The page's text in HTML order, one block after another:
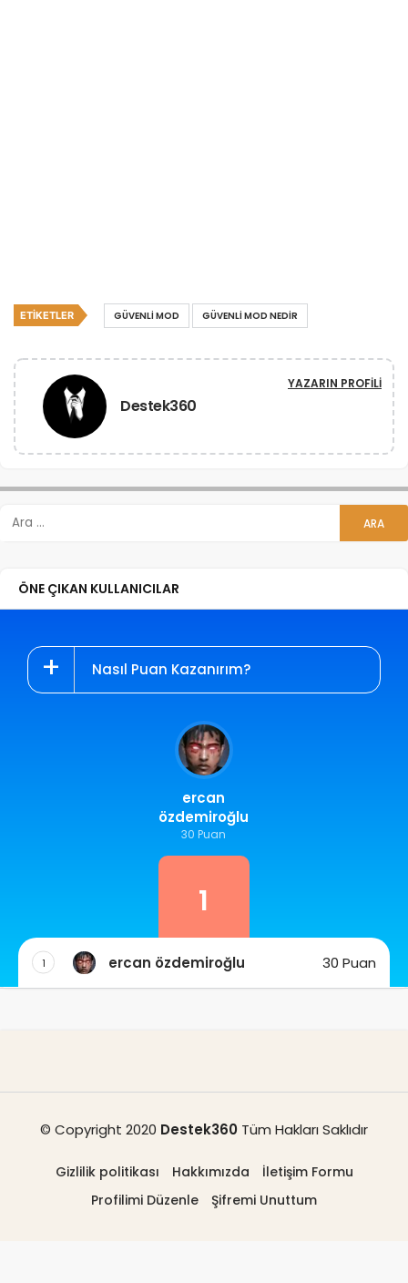
ETIKETLER GÜVENLI MOD GÜVENLI MOD NEDIR
Destek360
YAZARIN PROFILI
ÖNE ÇIKAN KULLANICILAR
Nasıl Puan Kazanırım?
ercan
özdemiroğlu
30 Puan
1
1 ercan özdemiroğlu 30 Puan
© Copyright 2020 Destek360 Tüm Hakları Saklıdır
Gizlilik politikası Hakkımızda
İletişim Formu
Profilimi Düzenle
Şifremi Unuttum